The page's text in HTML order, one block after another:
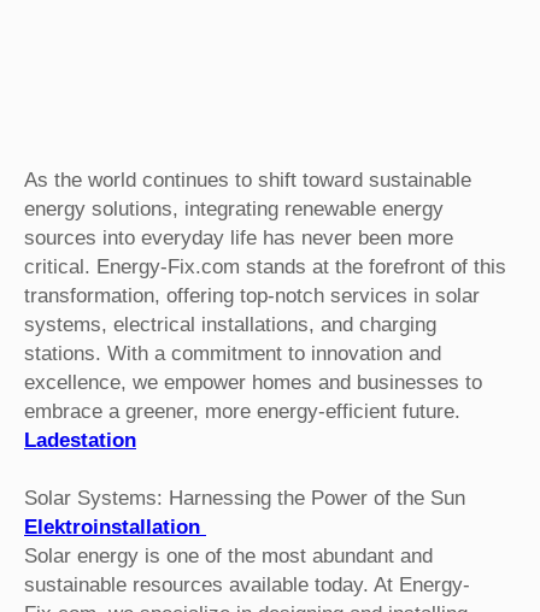
As the world continues to shift toward sustainable
energy solutions, integrating renewable energy
sources into everyday life has never been more
critical. Energy-Fix.com stands at the forefront of this
transformation, offering top-notch services in solar
systems, electrical installations, and charging
stations. With a commitment to innovation and
excellence, we empower homes and businesses to
embrace a greener, more energy-efficient future.
Ladestation
Solar Systems: Harnessing the Power of the Sun
Elektroinstallation
Solar energy is one of the most abundant and
sustainable resources available today. At Energy-